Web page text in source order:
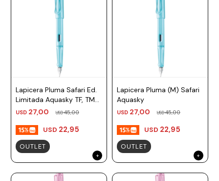
Lapicera Pluma Safari Ed.
Limitada Aquasky TF, TM
Lamy
USD 27,00 USD45,00
USD 22,95
OUTLET
Lapicera Pluma (M) Safari
Aquasky
USD 27,00 USD45,00
USD 22,95
OUTLET